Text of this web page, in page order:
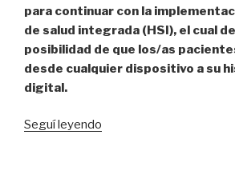
para continuar con la
de salud integrada (HSI), el cual
posibilidad de que los/as
desde cualquier dispositivo a su
digital.
Seguí leyendo